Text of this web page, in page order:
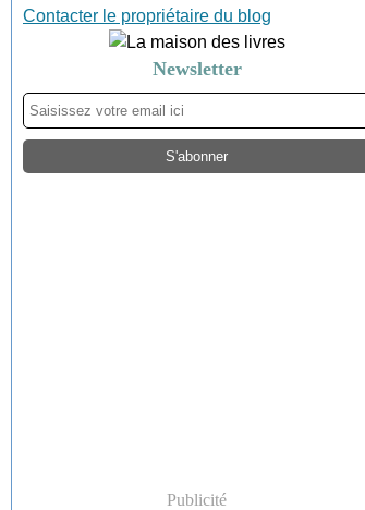
Contacter le propriétaire du blog
Newsletter
Publicité